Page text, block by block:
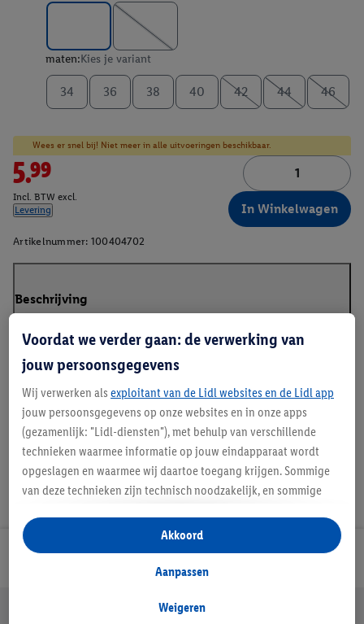
maten:Kies je variant
34 36 38 40 42 44 46
Wees er snel bij! Niet meer in alle uitvoeringen beschikbaar.
5.99
Incl. BTW excl.
Levering
In Winkelwagen
Artikelnummer: 100404702
Beschrijving
*RCS – Recycled Claim Standard
Lidl Nieuwsbrief
Jouw voordelen bij ons als Lidl webshop klant
Voordat we verder gaan: de verwerking van
jouw persoonsgegevens
Wij verwerken als exploitant van de Lidl websites en de Lidl app
jouw persoonsgegevens op onze websites en in onze apps
(gezamenlijk: "Lidl-diensten"), met behulp van verschillende
technieken waarmee informatie op jouw eindapparaat wordt
opgeslagen en waarmee wij daartoe toegang krijgen. Sommige
van deze technieken zijn technisch noodzakelijk, en sommige
opslaan van voorkeursinstellingen, het verzamelen en
analyseren van statistieken of voor het tonen van
gepersonaliseerde reclame binnen en buiten de Lidl-diensten.
gegevens over jouw aankoopgedrag in de winkel ook voor de
Weigeren
Aanpassen
Akkoord